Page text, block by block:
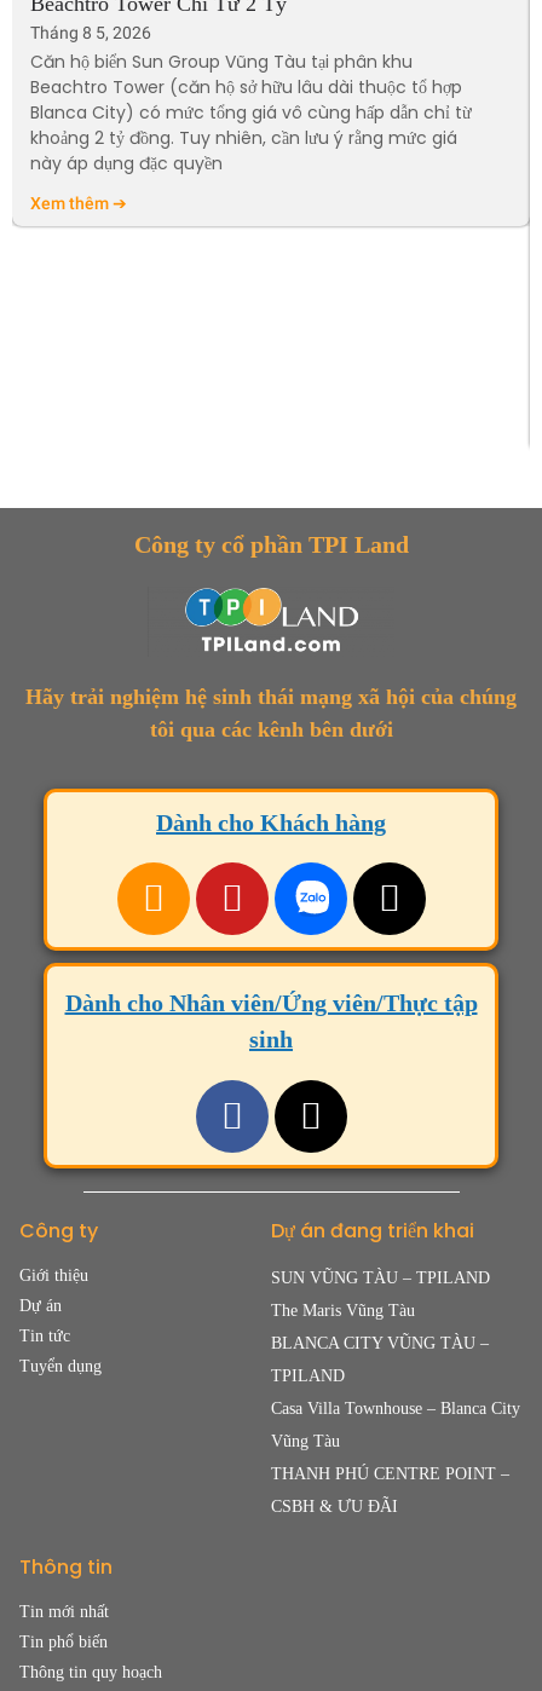
Tháng 8 5, 2026
Căn hộ biển Sun Group Vũng Tàu tại phân khu
Beachtro Tower (căn hộ sở hữu lâu dài thuộc tổ hợp
Blanca City) có mức tổng giá vô cùng hấp dẫn chỉ từ
khoảng 2 tỷ đồng. Tuy nhiên, cần lưu ý rằng mức giá
này áp dụng đặc quyền
Xem thêm ➔
Công ty cổ phần TPI Land
Hãy trải nghiệm hệ sinh thái mạng xã hội của chúng
tôi qua các kênh bên dưới
Dành cho Khách hàng
Dành cho Nhân viên/Ứng viên/Thực tập
sinh
Công ty
Giới thiệu
Dự án
Tin tức
Tuyển dụng
Dự án đang triển khai
SUN VŨNG TÀU – TPILAND
The Maris Vũng Tàu
BLANCA CITY VŨNG TÀU –
TPILAND
Casa Villa Townhouse – Blanca City
Vũng Tàu
THANH PHÚ CENTRE POINT –
CSBH & ƯU ĐÃI
Thông tin
Tin mới nhất
Tin phổ biến
Thông tin quy hoạch